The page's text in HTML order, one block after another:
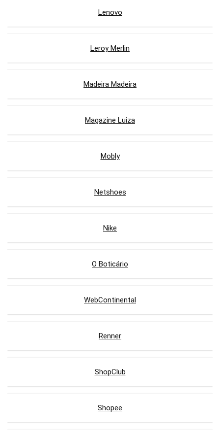
Lenovo
Leroy Merlin
Madeira Madeira
Magazine Luiza
Mobly
Netshoes
Nike
O Boticário
WebContinental
Renner
ShopClub
Shopee